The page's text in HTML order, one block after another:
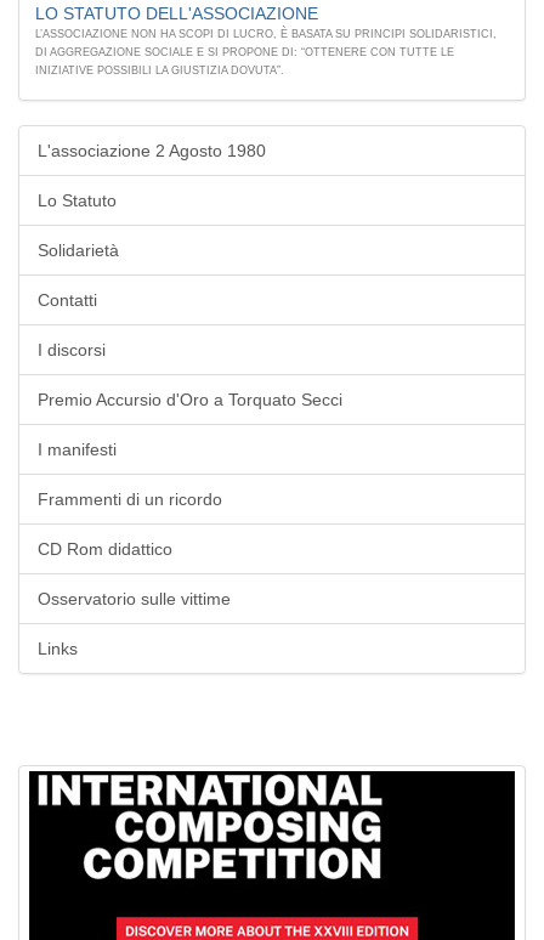
LO STATUTO DELL'ASSOCIAZIONE
L’ASSOCIAZIONE NON HA SCOPI DI LUCRO, È BASATA SU PRINCIPI SOLIDARISTICI,
DI AGGREGAZIONE SOCIALE E SI PROPONE DI: “OTTENERE CON TUTTE LE
INIZIATIVE POSSIBILI LA GIUSTIZIA DOVUTA”.
L'associazione 2 Agosto 1980
Lo Statuto
Solidarietà
Contatti
I discorsi
Premio Accursio d'Oro a Torquato Secci
I manifesti
Frammenti di un ricordo
CD Rom didattico
Osservatorio sulle vittime
Links